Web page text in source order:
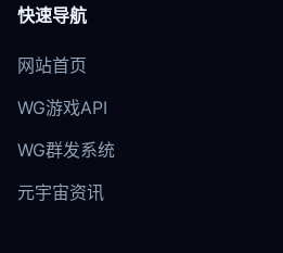
快速导航
网站首页
WG游戏API
WG群发系统
元宇宙资讯